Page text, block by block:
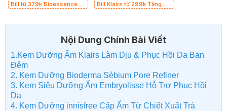
Bill từ 379k Bioessence
Bill Klairs từ 299k Tặng
Nội Dung Chính Bài Viết
1.Kem Dưỡng Ẩm Klairs Làm Dịu & Phục Hồi Da Ban
Đêm
2. Kem Dưỡng Bioderma Sébium Pore Refiner
3. Kem Siêu Dưỡng Ẩm Embryolisse Hỗ Trợ Phục Hồi
Da
4. Kem Dưỡng innisfree Cấp Ẩm Từ Chiết Xuất Trà